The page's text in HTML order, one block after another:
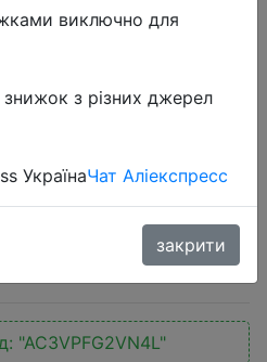
PD QC3.0
Charge 6 Port
Max Xiaomi
"AC3VPFG2VN4L"
виключно для
з різних джерел
УкраїнаЧат Аліекспресс
закрити